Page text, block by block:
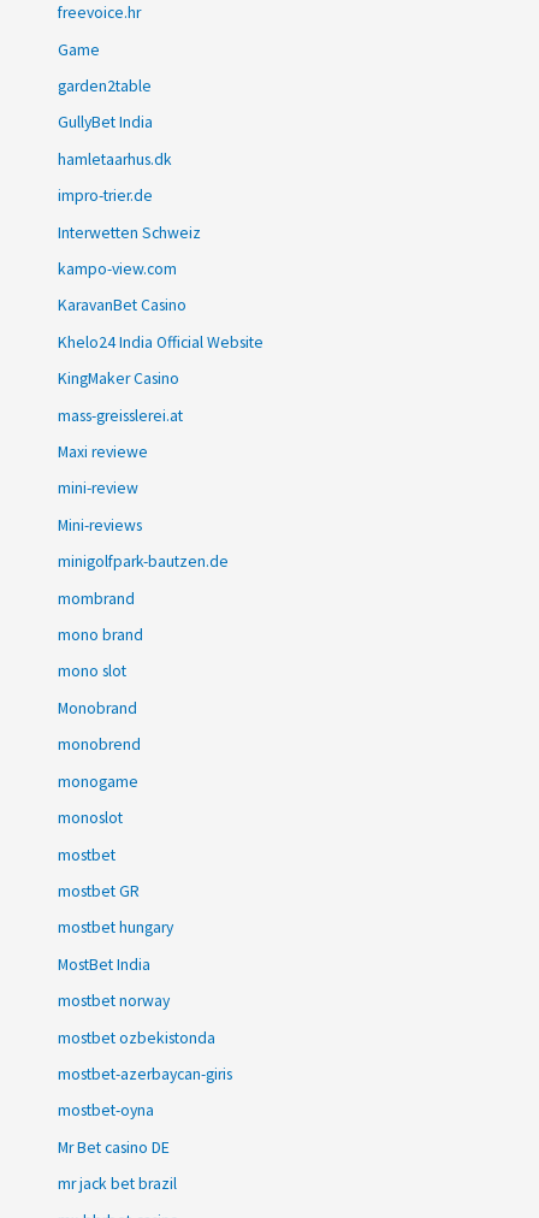
freevoice.hr
Game
garden2table
GullyBet India
hamletaarhus.dk
impro-trier.de
Interwetten Schweiz
kampo-view.com
KaravanBet Casino
Khelo24 India Official Website
KingMaker Casino
mass-greisslerei.at
Maxi reviewe
mini-review
Mini-reviews
minigolfpark-bautzen.de
mombrand
mono brand
mono slot
Monobrand
monobrend
monogame
monoslot
mostbet
mostbet GR
mostbet hungary
MostBet India
mostbet norway
mostbet ozbekistonda
mostbet-azerbaycan-giris
mostbet-oyna
Mr Bet casino DE
mr jack bet brazil